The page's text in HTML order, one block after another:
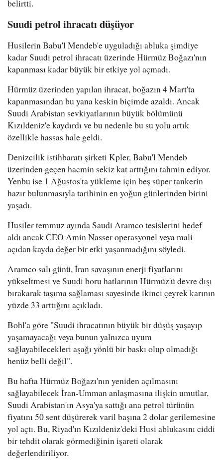
belirtti.
Suudi petrol ihracatı düşüyor
Husilerin Babu'l Mendeb'e uyguladığı abluka şimdiye
kadar Suudi petrol ihracatı üzerinde Hürmüz Boğazı'nın
kapanması kadar büyük bir etkiye yol açmadı.
Hürmüz üzerinden yapılan ihracat, boğazın 4 Mart'ta
kapanmasından bu yana keskin biçimde azaldı. Ancak
Suudi Arabistan sevkiyatlarının büyük bölümünü
Kızıldeniz'e kaydırdı ve bu nedenle bu su yolu artık
özellikle hassas hale geldi.
Denizcilik istihbaratı şirketi Kpler, Babu'l Mendeb
üzerinden geçen hacmin sekiz kat arttığını tahmin ediyor.
Yenbu ise 1 Ağustos'ta yükleme için beş süper tankerin
hazır bulunmasıyla tarihinin en yoğun günlerinden birini
yaşadı.
Husiler temmuz ayında Saudi Aramco tesislerini hedef
aldı ancak CEO Amin Nasser operasyonel veya mali
açıdan kayda değer bir etki yaşanmadığını söyledi.
Aramco salı günü, İran savaşının enerji fiyatlarını
yükseltmesi ve Suudi boru hatlarının Hürmüz'ü devre dışı
bırakarak taşıma sağlaması sayesinde ikinci çeyrek karının
yüzde 33 arttığını açıkladı.
Bohl'a göre "Suudi ihracatının büyük bir düşüş yaşayıp
yaşamayacağı veya bunun yalnızca uyum
sağlayabilecekleri aşağı yönlü bir baskı olup olmadığı
henüz belli değil".
Bu hafta Hürmüz Boğazı'nın yeniden açılmasını
sağlayabilecek İran-Umman anlaşmasına ilişkin umutlar,
Suudi Arabistan'ın Asya'ya sattığı ana petrol türünün
fiyatını 50 sent düşürerek varil başına 2 dolar gerilemesine
yol açtı. Bu, Riyad'ın Kızıldeniz'deki Husi ablukasını ciddi
bir tehdit olarak görmediğinin işareti olarak
değerlendiriliyor.